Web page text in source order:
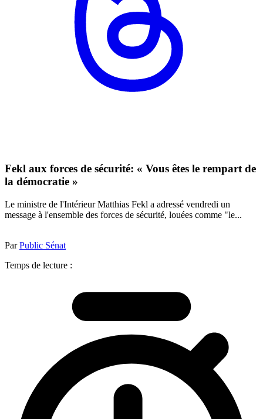
Fekl aux forces de sécurité: « Vous êtes le rempart de
la démocratie »
Le ministre de l'Intérieur Matthias Fekl a adressé vendredi un
message à l'ensemble des forces de sécurité, louées comme "le...
ParPublic Sénat
Temps de lecture :